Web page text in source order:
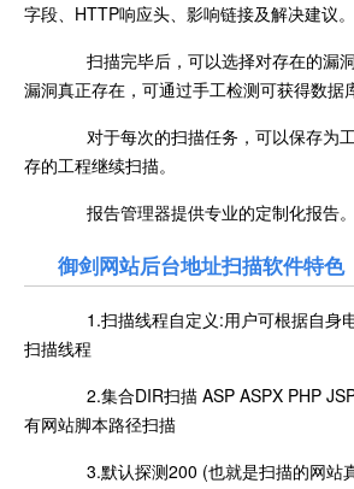
字段、HTTP响应头、影响链接及解决建议。
扫描完毕后，可以选择对存在的漏
漏洞真正存在，可通过手工检测可获得数据
对于每次的扫描任务，可以保存为
存的工程继续扫描。
报告管理器提供专业的定制化报告。
御剑网站后台地址扫描软件特色
1.扫描线程自定义:用户可根据自身
扫描线程
2.集合DIR扫描 ASP ASPX PHP
有网站脚本路径扫描
3.默认探测200 (也就是扫描的网站